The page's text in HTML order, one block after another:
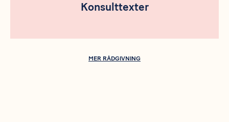
Konsulttexter
MER RÅDGIVNING